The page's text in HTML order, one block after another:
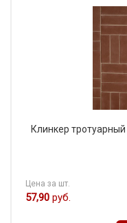
Клинкер
Цена за шт.
57,90 руб.